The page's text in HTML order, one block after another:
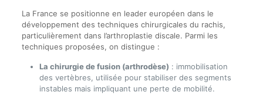
La France se positionne en leader européen dans le
développement des techniques chirurgicales du rachis,
particulièrement dans l’arthroplastie discale. Parmi les
techniques proposées, on distingue :
La chirurgie de fusion (arthrodèse) : immobilisation
des vertèbres, utilisée pour stabiliser des segments
instables mais impliquant une perte de mobilité.